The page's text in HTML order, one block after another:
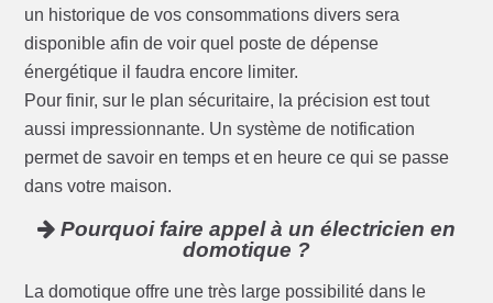
un historique de vos consommations divers sera
disponible afin de voir quel poste de dépense
énergétique il faudra encore limiter.
Pour finir, sur le plan sécuritaire, la précision est tout
aussi impressionnante. Un système de notification
permet de savoir en temps et en heure ce qui se passe
dans votre maison.
Pourquoi faire appel à un électricien en
domotique ?
La domotique offre une très large possibilité dans le